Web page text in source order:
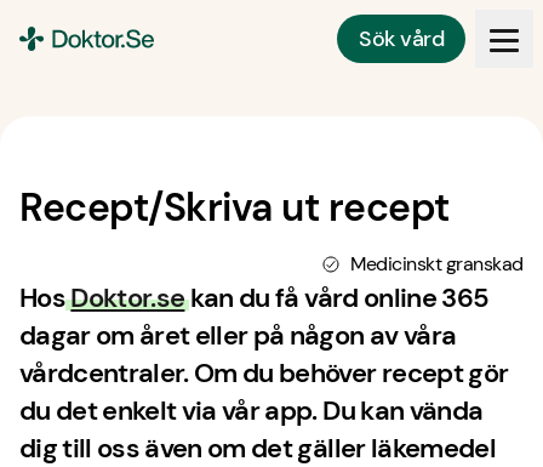
Sök vård
Recept/Skriva ut recept
Medicinskt granskad
HosDoktor.sekan du få vård online 365
dagar om året eller på någon av våra
vårdcentraler. Om du behöver recept gör
du det enkelt via vår app. Du kan vända
dig till oss även om det gäller läkemedel